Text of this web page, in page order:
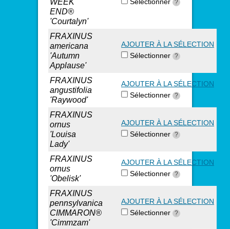
WEEK
END®
'Courtalyn'
?
FRAXINUS
americana
'Autumn
Applause'
AJOUTER À LA SÉLECTION
Sélectionner ?
FRAXINUS
angustifolia
'Raywood'
AJOUTER À LA SÉLECTION
Sélectionner ?
FRAXINUS
ornus
'Louisa
Lady'
AJOUTER À LA SÉLECTION
Sélectionner ?
FRAXINUS
ornus
'Obelisk'
AJOUTER À LA SÉLECTION
Sélectionner ?
FRAXINUS
pennsylvanica
CIMMARON®
'Cimmzam'
AJOUTER À LA SÉLECTION
Sélectionner ?